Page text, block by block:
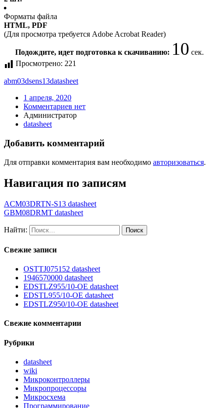
Форматы файла
HTML, PDF
(Для просмотра требуется Adobe Acrobat Reader)
Подождите, идет подготовка к скачиванию: 10 сек.
Просмотрено: 221
abm03dsens13datasheet
1 апреля, 2020
Комментариев нет
Администратор
datasheet
Добавить комментарий
Для отправки комментария вам необходимо авторизоваться.
Навигация по записям
ACM03DRTN-S13 datasheet
GBM08DRMT datasheet
Найти:
Свежие записи
OSTTJ075152 datasheet
1946570000 datasheet
EDSTLZ955/10-OE datasheet
EDSTL955/10-OE datasheet
EDSTLZ950/10-OE datasheet
Свежие комментарии
Рубрики
datasheet
wiki
Микроконтроллеры
Микропроцессоры
Микросхема
Программирование